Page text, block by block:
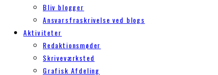
Bliv blogger
Ansvarsfraskrivelse ved blogs
Aktiviteter
Redaktionsmøder
Skriveværksted
Grafisk Afdeling